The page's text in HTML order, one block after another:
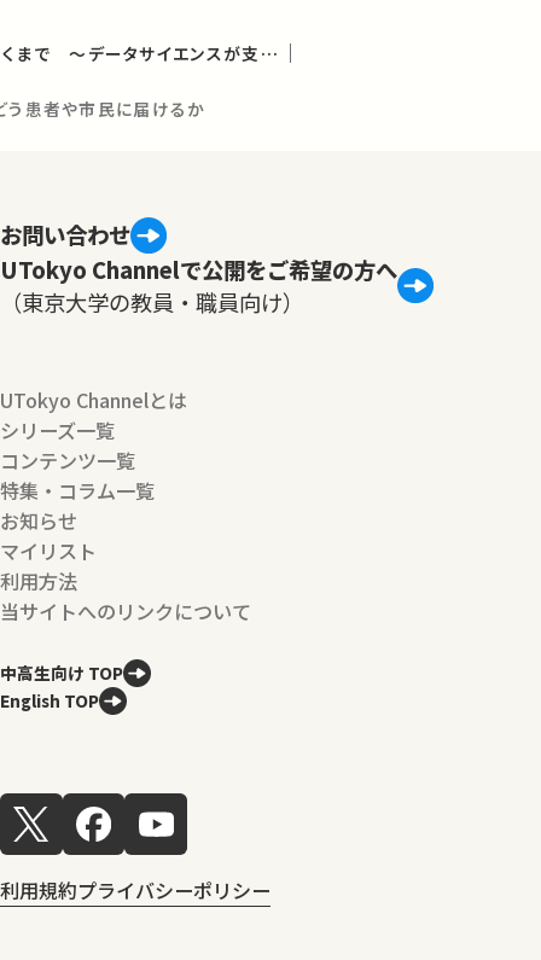
新しい医療が社会に届くまで ～データサイエンスが支える健康社会～（学術俯瞰講義）
患者や市民に届けるか
お問い合わせ
UTokyo Channelで公開をご希望の方へ
（東京大学の教員・職員向け）
UTokyo Channelとは
シリーズ一覧
コンテンツ一覧
特集・コラム一覧
お知らせ
マイリスト
利用方法
当サイトへのリンクについて
中高生向け TOP
English TOP
利用規約プライバシーポリシー